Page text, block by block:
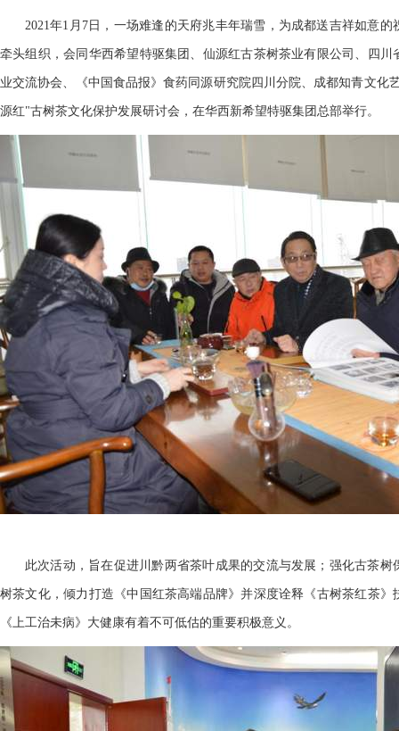
2021年1月7日，一场难逢的天府兆丰年瑞雪，为成都送吉祥如意
牵头组织，会同华西希望特驱集团、仙源红古茶树茶业有限公司、四川
业交流协会、《中国食品报》食药同源研究院四川分院、成都知青文化
源红"古树茶文化保护发展研讨会，在华西新希望特驱集团总部举行。
此次活动，旨在促进川黔两省茶叶成果的交流与发展；强化古茶
树茶文化，倾力打造《中国红茶高端品牌》并深度诠释《古树茶红茶》
《上工治未病》大健康有着不可低估的重要积极意义。